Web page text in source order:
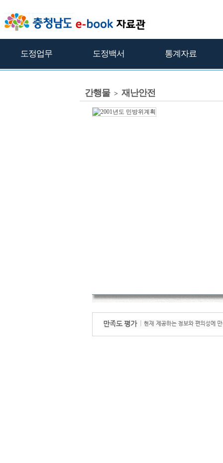
도정업무 도정백서 통계자료
간행물 > 재난안전